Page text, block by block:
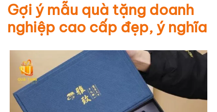
Gợi ý mẫu quà tặng doanh
nghiệp cao cấp đẹp, ý nghĩa